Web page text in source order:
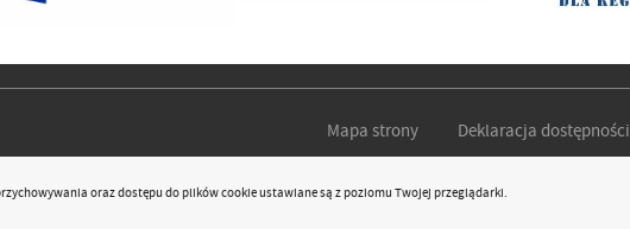
Mapa strony Deklaracja dostępności
oraz dostępu do plików cookie ustawiane są z poziomu Twojej przeglądarki.